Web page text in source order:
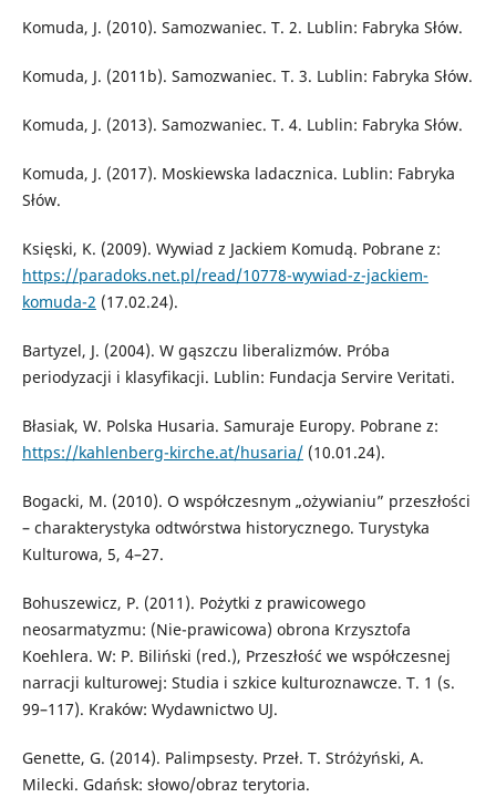
Komuda, J. (2010). Samozwaniec. T. 2. Lublin: Fabryka Słów.
Komuda, J. (2011b). Samozwaniec. T. 3. Lublin: Fabryka Słów.
Komuda, J. (2013). Samozwaniec. T. 4. Lublin: Fabryka Słów.
Komuda, J. (2017). Moskiewska ladacznica. Lublin: Fabryka
Słów.
Księski, K. (2009). Wywiad z Jackiem Komudą. Pobrane z:
https://paradoks.net.pl/read/10778-wywiad-z-jackiem-
komuda-2 (17.02.24).
Bartyzel, J. (2004). W gąszczu liberalizmów. Próba
periodyzacji i klasyfikacji. Lublin: Fundacja Servire Veritati.
Błasiak, W. Polska Husaria. Samuraje Europy. Pobrane z:
https://kahlenberg-kirche.at/husaria/(10.01.24).
Bogacki, M. (2010). O współczesnym „ożywianiu” przeszłości
– charakterystyka odtwórstwa historycznego. Turystyka
Kulturowa, 5, 4–27.
Bohuszewicz, P. (2011). Pożytki z prawicowego
neosarmatyzmu: (Nie-prawicowa) obrona Krzysztofa
Koehlera. W: P. Biliński (red.), Przeszłość we współczesnej
narracji kulturowej: Studia i szkice kulturoznawcze. T. 1 (s.
99–117). Kraków: Wydawnictwo UJ.
Genette, G. (2014). Palimpsesty. Przeł. T. Stróżyński, A.
Milecki. Gdańsk: słowo/obraz terytoria.